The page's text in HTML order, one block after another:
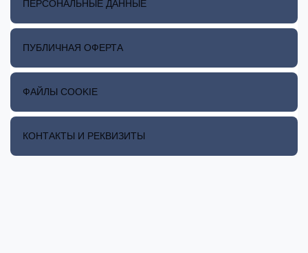
ПЕРСОНАЛЬНЫЕ ДАННЫЕ
ПУБЛИЧНАЯ ОФЕРТА
ФАЙЛЫ COOKIE
КОНТАКТЫ И РЕКВИЗИТЫ